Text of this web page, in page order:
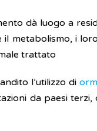
dà luogo a
metabolismo, i
trattato
l’utilizzo di
da paesi